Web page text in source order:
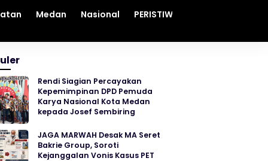
Medan Nasional PERISTIWA
Rendi Siagian Percayakan
Kepemimpinan DPD Pemuda
Karya Nasional Kota Medan
kepada Josef Sembiring
JAGA MARWAH Desak MA Seret
Bakrie Group, Soroti
Kejanggalan Vonis Kasus PET